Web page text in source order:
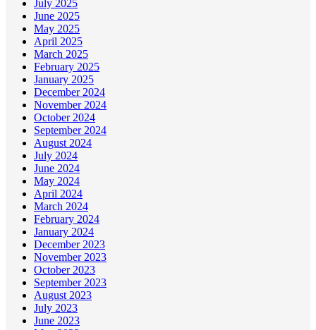
July 2025
June 2025
May 2025
April 2025
March 2025
February 2025
January 2025
December 2024
November 2024
October 2024
September 2024
August 2024
July 2024
June 2024
May 2024
April 2024
March 2024
February 2024
January 2024
December 2023
November 2023
October 2023
September 2023
August 2023
July 2023
June 2023